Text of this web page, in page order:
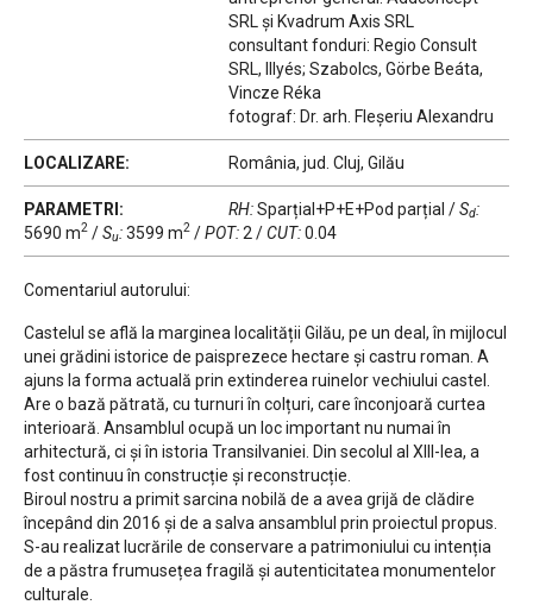
SRL și Kvadrum Axis SRL
consultant fonduri: Regio Consult
SRL, Illyés; Szabolcs, Görbe Beáta,
Vincze Réka
fotograf: Dr. arh. Fleșeriu Alexandru
LOCALIZARE: România, jud. Cluj, Gilău
PARAMETRI: RH:Sparțial+P+E+Pod parțial /Sd:
5690 m2 /Su:3599 m2 /POT:2 /CUT:0.04
Comentariul autorului:
Castelul se află la marginea localității Gilău, pe un deal, în mijlocul
unei grădini istorice de paisprezece hectare și castru roman. A
ajuns la forma actuală prin extinderea ruinelor vechiului castel.
Are o bază pătrată, cu turnuri în colțuri, care înconjoară curtea
interioară. Ansamblul ocupă un loc important nu numai în
arhitectură, ci și în istoria Transilvaniei. Din secolul al XIII-lea, a
fost continuu în construcție și reconstrucție.
Biroul nostru a primit sarcina nobilă de a avea grijă de clădire
începând din 2016 și de a salva ansamblul prin proiectul propus.
S-au realizat lucrările de conservare a patrimoniului cu intenția
de a păstra frumusețea fragilă și autenticitatea monumentelor
culturale.